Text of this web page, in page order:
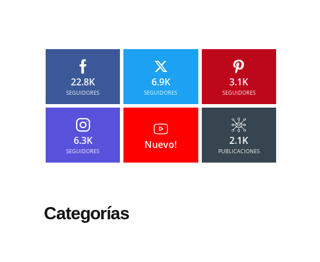
22.8K
SEGUIDORES
6.9K
SEGUIDORES
3.1K
SEGUIDORES
6.3K
SEGUIDORES
Nuevo! 2.1K
PUBLICACIONES
Categorías